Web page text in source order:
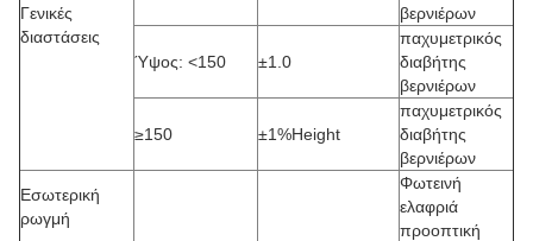
Γενικές
διαστάσεις
βερνιέρων
Ύψος: <150 ±1.0
παχυμετρικός
διαβήτης
βερνιέρων
≥150 ±1%Height
παχυμετρικός
διαβήτης
βερνιέρων
Εσωτερική
ρωγμή
Φωτεινή
ελαφριά
προοπτική